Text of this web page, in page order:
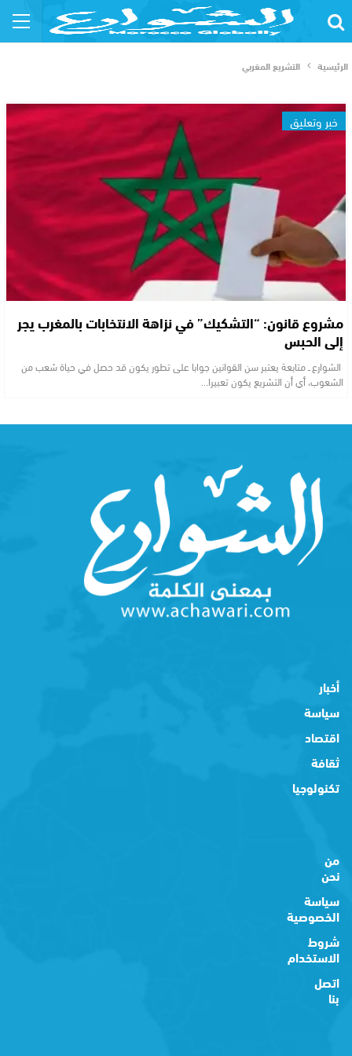
الرئيسية التشريع المغربي
خبر وتعليق
مشروع قانون: “التشكيك” في نزاهة الانتخابات بالمغرب يجر
إلى الحبس
الشوارع ــ متابعة يعتبر سن القوانين جوابا على تطور يكون قد حصل في حياة شعب من
الشعوب، أي أن التشريع يكون تعبيرا…
أخبار
سياسة
اقتصاد
ثقافة
تكنولوجيا
من
نحن
سياسة
الخصوصية
شروط
الاستخدام
اتصل
بنا